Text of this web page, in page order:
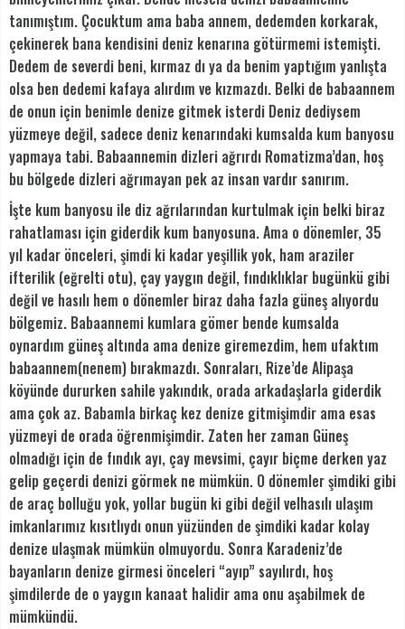
tanımıştım. Çocuktum ama baba annem, dedemden korkarak,
çekinerek bana kendisini deniz kenarına götürmemi istemişti.
Dedem de severdi beni, kırmaz dı ya da benim yaptığım yanlışta
olsa ben dedemi kafaya alırdım ve kızmazdı. Belki de babaannem
de onun için benimle denize gitmek isterdi Deniz dediysem
yüzmeye değil, sadece deniz kenarındaki kumsalda kum banyosu
yapmaya tabi. Babaannemin dizleri ağrırdı Romatizma’dan, hoş
bu bölgede dizleri ağrımayan pek az insan vardır sanırım.
İşte kum banyosu ile diz ağrılarından kurtulmak için belki biraz
rahatlaması için giderdik kum banyosuna. Ama o dönemler, 35
yıl kadar önceleri, şimdi ki kadar yeşillik yok, ham araziler
ifterilik (eğrelti otu), çay yaygın değil, fındıklıklar bugünkü gibi
değil ve hasılı hem o dönemler biraz daha fazla güneş alıyordu
bölgemiz. Babaannemi kumlara gömer bende kumsalda
oynardım güneş altında ama denize giremezdim, hem ufaktım
babaannem(nenem) bırakmazdı. Sonraları, Rize’de Alipaşa
köyünde dururken sahile yakındık, orada arkadaşlarla giderdik
ama çok az. Babamla birkaç kez denize gitmişimdir ama esas
yüzmeyi de orada öğrenmişimdir. Zaten her zaman Güneş
olmadığı için de fındık ayı, çay mevsimi, çayır biçme derken yaz
gelip geçerdi denizi görmek ne mümkün. O dönemler şimdiki gibi
de araç bolluğu yok, yollar bugün ki gibi değil velhasılı ulaşım
imkanlarımız kısıtlıydı onun yüzünden de şimdiki kadar kolay
denize ulaşmak mümkün olmuyordu. Sonra Karadeniz’de
bayanların denize girmesi önceleri “ayıp” sayılırdı, hoş
şimdilerde de o yaygın kanaat halidir ama onu aşabilmek de
mümkündü.